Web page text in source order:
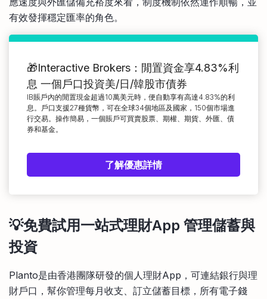
有效發揮穩定匯率的角色。
🎁Interactive Brokers：閒置資金享4.83%利
息 一個戶口投資美/日/韓股市債券
IB賬戶內的閒置現金超過10萬美元時，便自動享有高達4.83%的利
息。戶口支援27種貨幣，可在全球34個地區及國家，150個市場進
行交易。操作簡易，一個賬戶可買賣股票、期權、期貨、外匯、債
券和基金。
了解優惠詳情
💡免費試用一站式理財App 管理儲蓄與
投資
Planto是由香港團隊研發的個人理財App，可連結銀行與理
財戶口，幫你管理每月收支、訂立儲蓄目標，所有電子錢